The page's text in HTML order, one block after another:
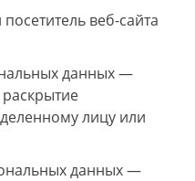
веб-сайта
данных —
лицу или
данных —